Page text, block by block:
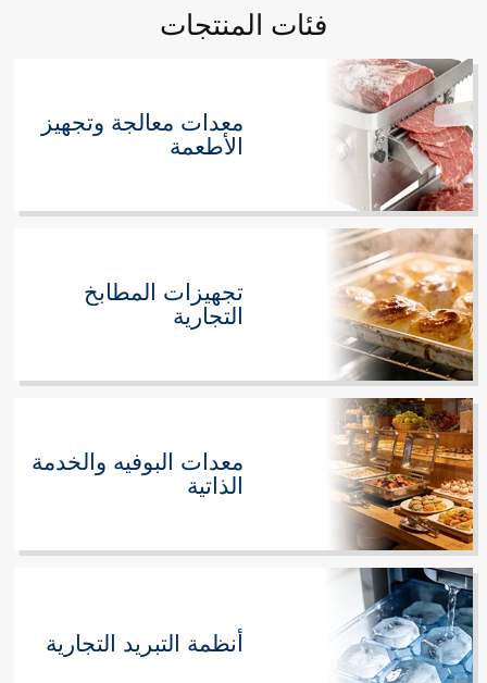
فئات المنتجات
معدات معالجة وتجهيز
الأطعمة
تجهيزات المطابخ
التجارية
معدات البوفيه والخدمة
الذاتية
أنظمة التبريد التجارية